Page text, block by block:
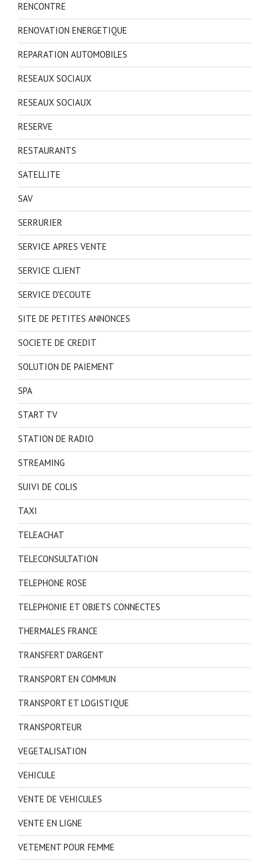
RENCONTRE
RENOVATION ENERGETIQUE
REPARATION AUTOMOBILES
RESEAUX SOCIAUX
RESEAUX SOCIAUX
RESERVE
RESTAURANTS
SATELLITE
SAV
SERRURIER
SERVICE APRES VENTE
SERVICE CLIENT
SERVICE D'ECOUTE
SITE DE PETITES ANNONCES
SOCIETE DE CREDIT
SOLUTION DE PAIEMENT
SPA
START TV
STATION DE RADIO
STREAMING
SUIVI DE COLIS
TAXI
TELEACHAT
TELECONSULTATION
TELEPHONE ROSE
TELEPHONIE ET OBJETS CONNECTES
THERMALES FRANCE
TRANSFERT D'ARGENT
TRANSPORT EN COMMUN
TRANSPORT ET LOGISTIQUE
TRANSPORTEUR
VEGETALISATION
VEHICULE
VENTE DE VEHICULES
VENTE EN LIGNE
VETEMENT POUR FEMME